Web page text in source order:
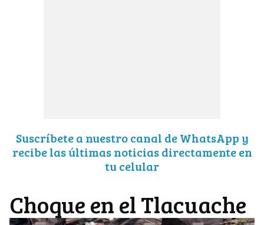
Suscríbete a nuestro canal de WhatsApp y
recibe las últimas noticias directamente en
tu celular
Choque en el Tlacuache